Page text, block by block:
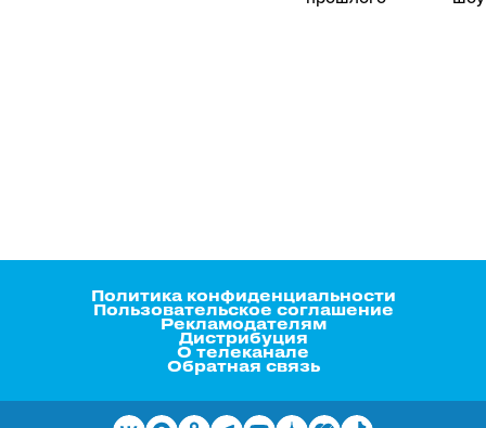
Политика конфиденциальности
Пользовательское соглашение
Рекламодателям
Дистрибуция
О телеканале
Обратная связь